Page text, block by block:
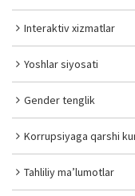
Interaktiv xizmatlar
Yoshlar siyosati
Gender tenglik
Korrupsiyaga qarshi
Tahliliy ma’lumotlar